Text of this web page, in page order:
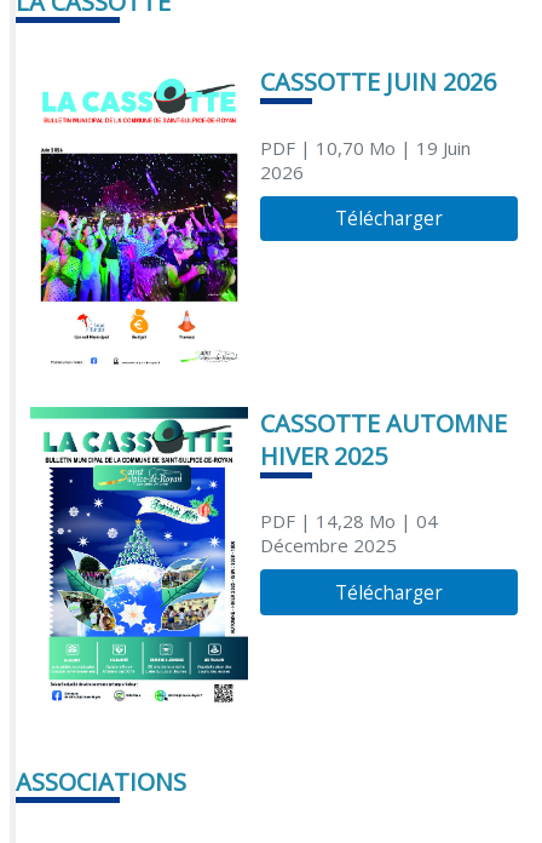
CASSOTTE JUIN 2026
PDF| 10,70 Mo | 19 Juin
2026
Télécharger
CASSOTTE AUTOMNE
HIVER 2025
PDF| 14,28 Mo | 04
Décembre 2025
Télécharger
ASSOCIATIONS